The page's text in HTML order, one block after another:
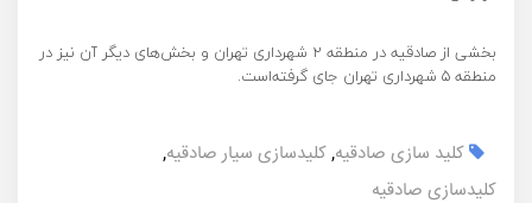
بخشی از صادقیه در منطقه ۲ شهرداری تهران و بخش‌های دیگر آن نیز در
منطقه ۵ شهرداری تهران جای گرفته‌است.
کلید سازی صادقیه,کلیدسازی سیار صادقیه,
کلیدسازی صادقیه